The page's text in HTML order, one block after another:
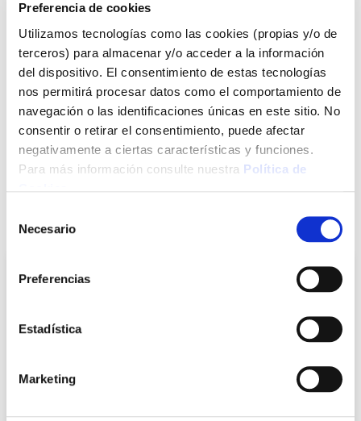
Preferencia de cookies
Utilizamos tecnologías como las cookies (propias y/o de
terceros) para almacenar y/o acceder a la información
del dispositivo. El consentimiento de estas tecnologías
nos permitirá procesar datos como el comportamiento de
navegación o las identificaciones únicas en este sitio. No
consentir o retirar el consentimiento, puede afectar
negativamente a ciertas características y funciones.
Para más información consulte nuestra Política de
Necesario
Preferencias
Estadística
Marketing
9,24 €
Introduce tu e-mail y te avisaremos si el artículo vuelve a
estar disponible.
Avisarme
También te puede interesar